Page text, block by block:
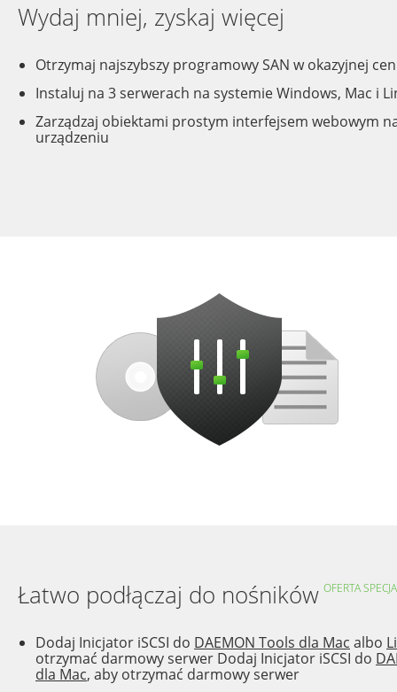
Wydaj mniej, zyskaj więcej
Otrzymaj najszybszy programowy SAN w okazyjnej
Instaluj na 3 serwerach na systemie Windows, Mac i
Zarządzaj obiektami prostym interfejsem webowym
urządzeniu
Łatwo podłączaj do nośników OFERTA
Dodaj Inicjator iSCSI do DAEMON Tools dla Mac albo
otrzymać darmowy serwer Dodaj Inicjator iSCSI do
dla Mac, aby otrzymać darmowy serwer